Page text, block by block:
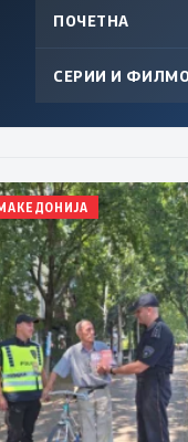
ПОЧЕТНА
СЕРИИ И